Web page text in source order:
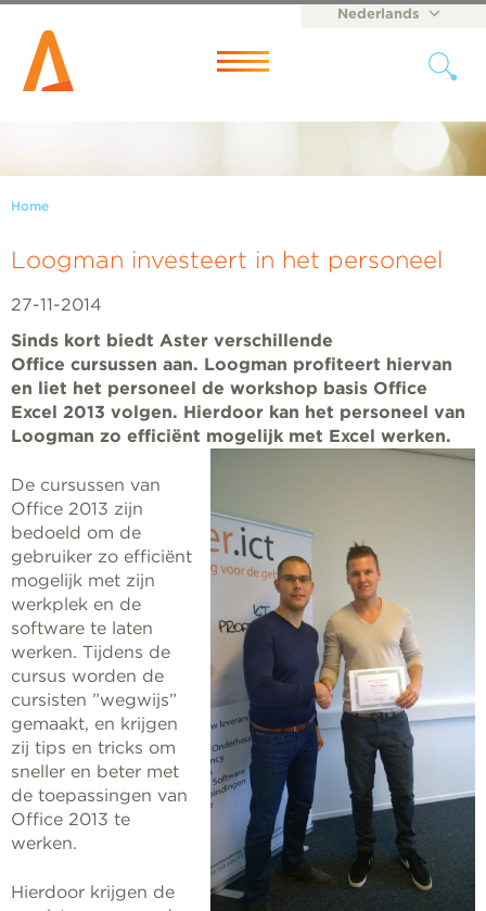
Nederlands
Menu
Home
Loogman investeert in het personeel
27-11-2014
Sinds kort biedt Aster verschillende
Office cursussen aan. Loogman profiteert hiervan
en liet het personeel de workshop basis Office
Excel 2013 volgen. Hierdoor kan het personeel van
Loogman zo efficiënt mogelijk met Excel werken.
De cursussen van
Office 2013 zijn
bedoeld om de
gebruiker zo efficiënt
mogelijk met zijn
werkplek en de
software te laten
werken. Tijdens de
cursus worden de
cursisten ”wegwijs”
gemaakt, en krijgen
zij tips en tricks om
sneller en beter met
de toepassingen van
Office 2013 te
werken.
Hierdoor krijgen de